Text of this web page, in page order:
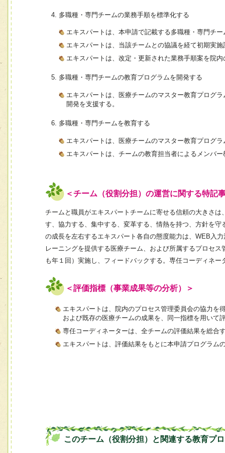
多職種・専門チームの業務手順を標準化する
エキスパートは、本申請で記載する多職種・専門チ
エキスパートは、当該チームとの協議を経て初期実
エキスパートは、改定・更新された業務手順案を院
多職種・専門チームの教育プログラムを開発する
エキスパートは、医療チームのマスター教育プログ
開発を支援する。
多職種・専門チームを教育する
エキスパートは、医療チームのマスター教育プログ
エキスパートは、チームの教育担当者によるメンバ
＜チーム（役割分担）の運営に関する特記
チームと職員がエキスパートチームに寄せる信頼の大きさ
す、協力する、集中する、変革する、情熱を持つ、方針を
の成長を左右するエキスパート各自の態度能力は、WEB入
レーニングを提供する医療チーム、および所属するプロセ
も年１回）実施し、フィードバックする。専任コーディネ
＜評価指標（事業成果等の分析）＞
エキスパートは、院内のプロセス管理委員会の協力を
および既存の医療チームの成果を、同一指標を用いて
専任コーディネーターは、全チームの評価結果を総合
エキスパートは、評価結果をもとに本申請プログラム
このチーム（役割分担）と関連する教育プ